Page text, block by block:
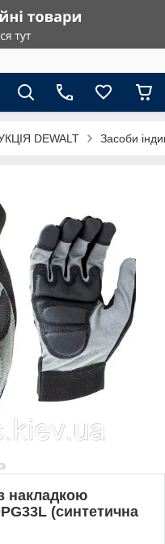
DEWALT Засоби
накладкою
(синтетична